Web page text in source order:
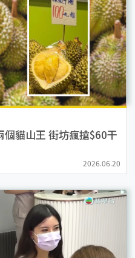
貓山王 街坊瘋搶$60干
2026.06.20